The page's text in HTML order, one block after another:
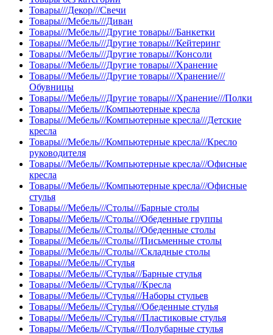
Товары///Декор///Свечи
Товары///Мебель///Диван
Товары///Мебель///Другие товары///Банкетки
Товары///Мебель///Другие товары///Кейтеринг
Товары///Мебель///Другие товары///Консоли
Товары///Мебель///Другие товары///Хранение
Товары///Мебель///Другие товары///Хранение///
Обувницы
Товары///Мебель///Другие товары///Хранение///Полки
Товары///Мебель///Компьютерные кресла
Товары///Мебель///Компьютерные кресла///Детские
кресла
Товары///Мебель///Компьютерные кресла///Кресло
руководителя
Товары///Мебель///Компьютерные кресла///Офисные
кресла
Товары///Мебель///Компьютерные кресла///Офисные
стулья
Товары///Мебель///Столы///Барные столы
Товары///Мебель///Столы///Обеденные группы
Товары///Мебель///Столы///Обеденные столы
Товары///Мебель///Столы///Письменные столы
Товары///Мебель///Столы///Складные столы
Товары///Мебель///Стулья
Товары///Мебель///Стулья///Барные стулья
Товары///Мебель///Стулья///Кресла
Товары///Мебель///Стулья///Наборы стульев
Товары///Мебель///Стулья///Обеденные стулья
Товары///Мебель///Стулья///Пластиковые стулья
Товары///Мебель///Стулья///Полубарные стулья